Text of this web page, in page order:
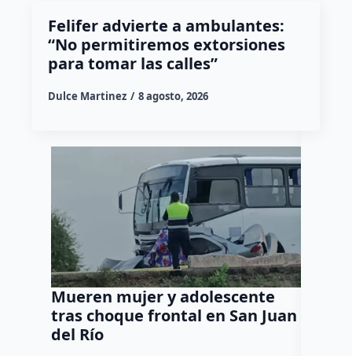
Felifer advierte a ambulantes:
“No permitiremos extorsiones
para tomar las calles”
Dulce Martinez 8 agosto, 2026
Mueren mujer y adolescente
tras choque frontal en San Juan
del Río